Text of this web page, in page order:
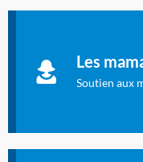
Les
Soutien aux
à allaiter et vous
concernent